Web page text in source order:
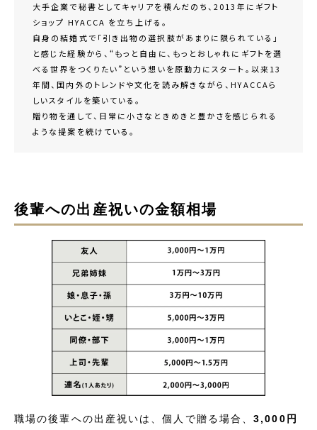
大手企業で秘書としてキャリアを積んだのち、2013年にギフト
ショップ HYACCA を立ち上げる。
自身の結婚式で「引き出物の選択肢があまりに限られている」
と感じた経験から、“もっと自由に、もっとおしゃれにギフトを選
べる世界をつくりたい”という想いを原動力にスタート。以来13
年間、国内外のトレンドや文化を読み解きながら、HYACCAら
しいスタイルを築いている。
贈り物を通して、日常に小さなときめきと豊かさを感じられる
ような提案を続けている。
後輩への出産祝いの金額相場
職場の後輩への出産祝いは、個人で贈る場合、3,000円